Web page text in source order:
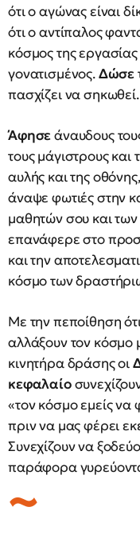
ότι ο αγώνας είναι
ότι ο αντίπαλος
κόσμος της εργασίας
γονατισμένος.Δώσε
πασχίζει να σηκωθεί.
Άφησεάναυδους
τους μάγιστρους και
αυλής και της
άναψε φωτιές στην
μαθητών σου και των
επανάφερε στο
και την
κόσμο των
Με την πεποίθηση
αλλάξουν τον κόσμο
κινητήρα δράσης οι
κεφαλαίο
«τον κόσμο εμείς
πριν να μας φέρει
Συνεχίζουν να
παράφορα